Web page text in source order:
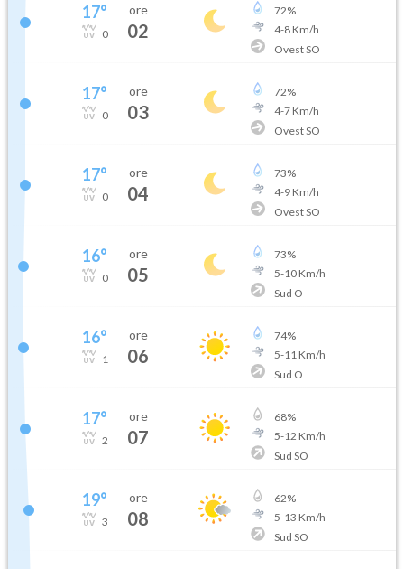
17°
0
ore
02
72%
4-8Km/h
Ovest SO
17°
0
ore
03
72%
4-7Km/h
Ovest SO
17°
0
ore
04
73%
4-9Km/h
Ovest SO
16°
0
ore
05
73%
5-10Km/h
Sud O
16°
1
ore
06
74%
5-11Km/h
Sud O
17°
2
ore
07
68%
5-12 Km/h
Sud SO
19°
3
ore
08
62%
5-13 Km/h
Sud SO